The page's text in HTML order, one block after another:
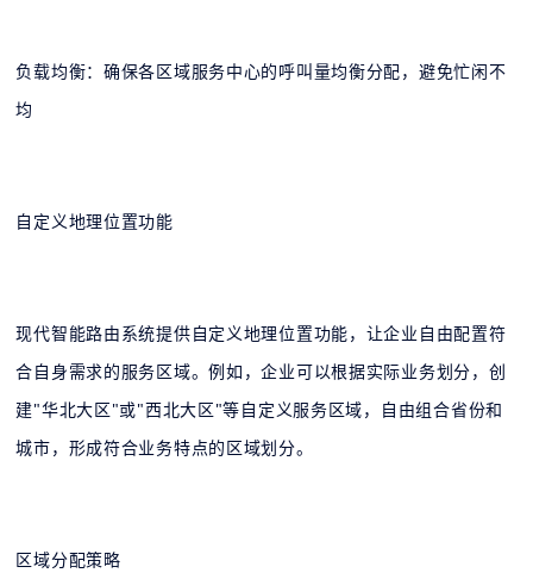
负载均衡：确保各区域服务中心的呼叫量均衡分配，避免忙闲不
均
自定义地理位置功能
现代智能路由系统提供自定义地理位置功能，让企业自由配置符
合自身需求的服务区域。例如，企业可以根据实际业务划分，创
建"华北大区"或"西北大区"等自定义服务区域，自由组合省份和
城市，形成符合业务特点的区域划分。
区域分配策略